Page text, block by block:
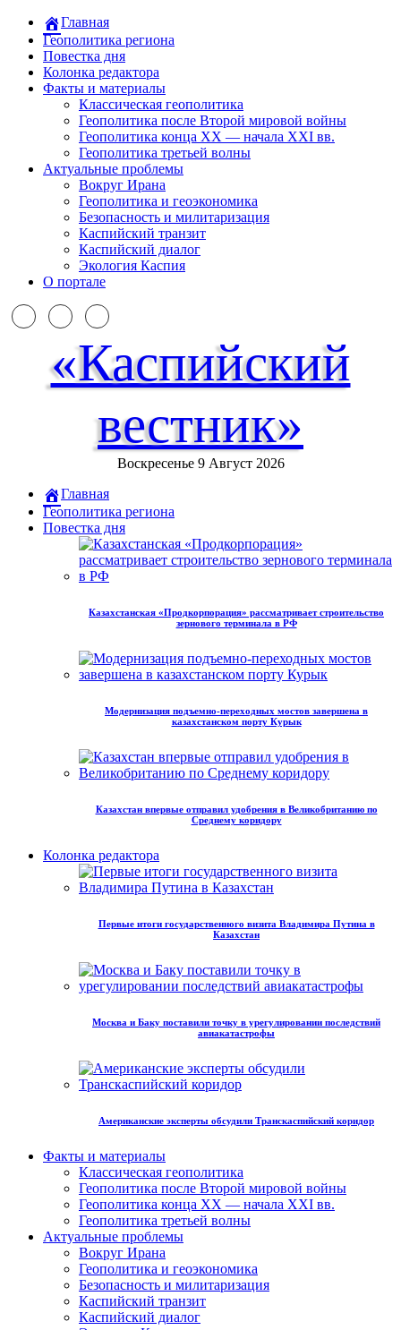
Главная
Геополитика региона
Повестка дня
Колонка редактора
Факты и материалы
Классическая геополитика
Геополитика после Второй мировой войны
Геополитика конца XX — начала XXI вв.
Геополитика третьей волны
Актуальные проблемы
Вокруг Ирана
Геополитика и геоэкономика
Безопасность и милитаризация
Каспийский транзит
Каспийский диалог
Экология Каспия
О портале
«Каспийский
вестник»
Воскресенье 9 Август 2026
Главная
Геополитика региона
Повестка дня
Казахстанская «Продкорпорация» рассматривает строительство
зернового терминала в РФ
Модернизация подъемно-переходных мостов завершена в
казахстанском порту Курык
Казахстан впервые отправил удобрения в Великобританию по
Среднему коридору
Колонка редактора
Первые итоги государственного визита Владимира Путина в
Казахстан
Москва и Баку поставили точку в урегулировании последствий
авиакатастрофы
Американские эксперты обсудили Транскаспийский коридор
Факты и материалы
Классическая геополитика
Геополитика после Второй мировой войны
Геополитика конца XX — начала XXI вв.
Геополитика третьей волны
Актуальные проблемы
Вокруг Ирана
Геополитика и геоэкономика
Безопасность и милитаризация
Каспийский транзит
Каспийский диалог